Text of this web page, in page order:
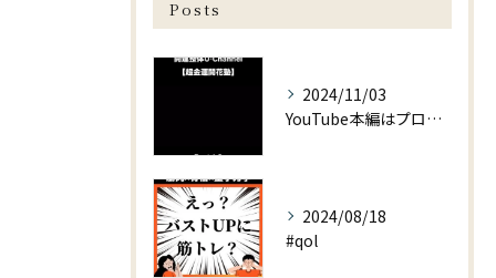
Posts
2024/11/03
YouTube本編はプロフィールより
2024/08/18
#qol